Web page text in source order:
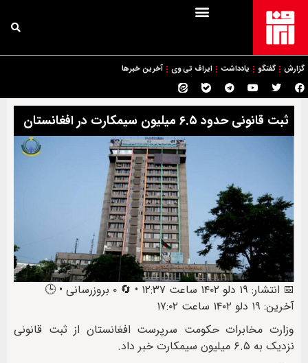
گزارش گفتگو یادداشت ایراف تی وی آخرین خبرها
ثبت قانونی حدود ۶.۵ میلیون سیمکارت در افغانستان
📅 انتشار: ۱۹ دلو ۱۴۰۲ ساعت ۱۲:۳۷ • 🔄 ۰ بروزرسانی • 🕒
آخرین: ۱۹ دلو ۱۴۰۲ ساعت ۱۷:۰۲
وزارت مخابرات حکومت سرپرست افغانستان از ثبت قانونی
نزدیک به ۶.۵ میلیون سیمکارت خبر داد.